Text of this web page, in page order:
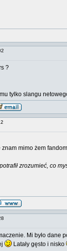
?
tylko slangu
mimo żem
zrozumieć, co
Mi było
Latały gęsto i nisko